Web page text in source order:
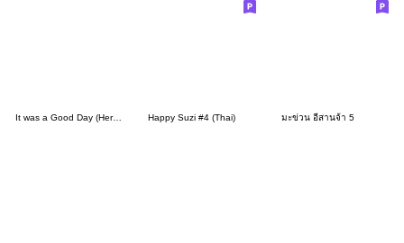
It was a Good Day (Her Version) Happy Suzi #4 (Thai) มะข่วน อีสานจ้า 5